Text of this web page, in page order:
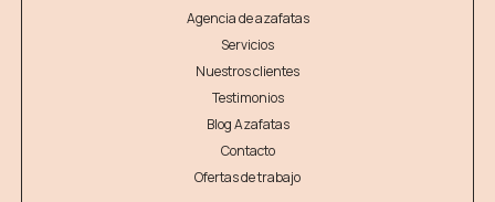
Agencia de azafatas
Servicios
Nuestros clientes
Testimonios
Blog Azafatas
Contacto
Ofertas de trabajo